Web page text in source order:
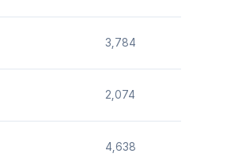
3,784
2,074
4,638